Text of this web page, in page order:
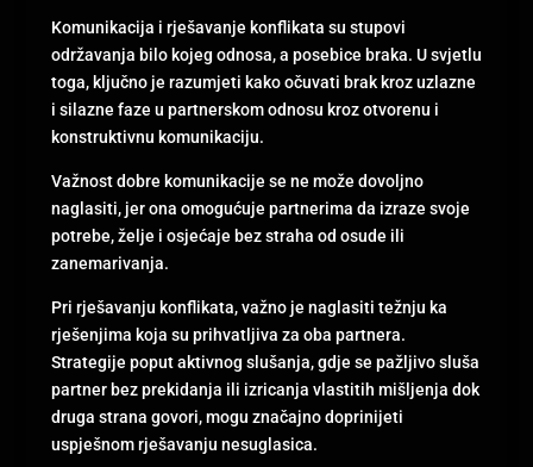
Komunikacija i rješavanje konflikata su stupovi
održavanja bilo kojeg odnosa, a posebice braka. U svjetlu
toga, ključno je razumjeti kako očuvati brak kroz uzlazne
i silazne faze u partnerskom odnosu kroz otvorenu i
konstruktivnu komunikaciju.
Važnost dobre komunikacije se ne može dovoljno
naglasiti, jer ona omogućuje partnerima da izraze svoje
potrebe, želje i osjećaje bez straha od osude ili
zanemarivanja.
Pri rješavanju konflikata, važno je naglasiti težnju ka
rješenjima koja su prihvatljiva za oba partnera.
Strategije poput aktivnog slušanja, gdje se pažljivo sluša
partner bez prekidanja ili izricanja vlastitih mišljenja dok
druga strana govori, mogu značajno doprinijeti
uspješnom rješavanju nesuglasica.